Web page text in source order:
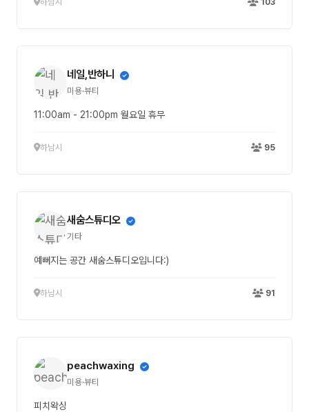
네일,반하니
미용·뷰티
11:00am - 21:00pm 월요일 휴무
하남시 95
새숨스튜디오
기타
예뻐지는 공간 새숨스튜디오입니다:)
하남시 91
peachwaxing
미용·뷰티
피치왁싱